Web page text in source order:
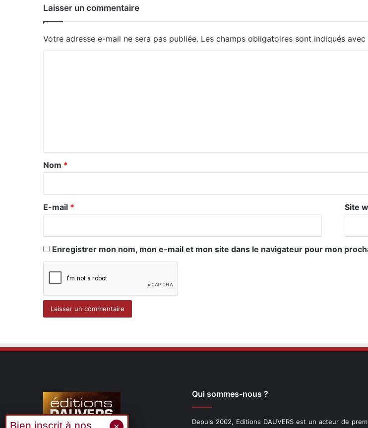
Laisser un commentaire
Votre adresse e-mail ne sera pas publiée. Les champs obligatoires sont indiqués avec
a
r
e
Nom *
E-mail * Site
Enregistrer mon nom, mon e-mail et mon site dans le navigateur pour mon
Qui sommes-nous ?
Depuis 2002, Editions DAUVERS est un acteur de